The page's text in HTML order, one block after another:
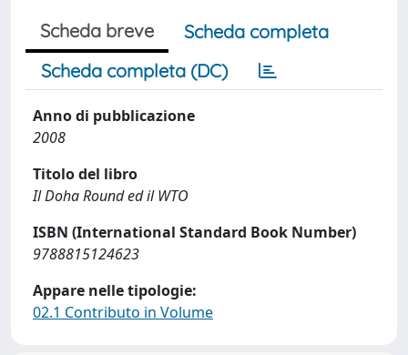
Scheda breve
Scheda completa
Scheda completa (DC)
Anno di pubblicazione
2008
Titolo del libro
Il Doha Round ed il WTO
ISBN (International Standard Book Number)
9788815124623
Appare nelle tipologie:
02.1 Contributo in Volume